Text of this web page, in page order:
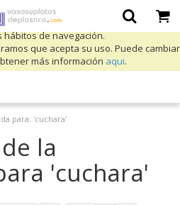
para mejorar nuestros servicios
con sus preferencias mediante el
hábitos de navegación.
que acepta su uso. Puede cambiar
más información aqui.
para: 'cuchara'
la
'cuchara'